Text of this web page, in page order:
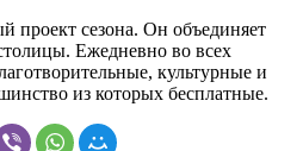
проект сезона. Он объединяет
Ежедневно во всех
культурные и
из которых бесплатные.